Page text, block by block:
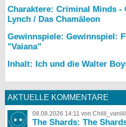
Charaktere: Criminal Minds -
Lynch / Das Chamäleon
Gewinnspiele: Gewinnspiel:
"Vaiana"
Inhalt: Ich und die Walter
AKTUELLE KOMMENTARE
08.08.2026 14:11 von Chilli_vanilli
The Shards: The